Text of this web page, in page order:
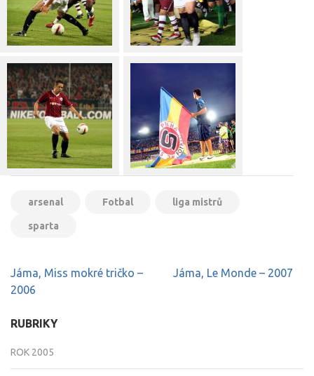
arsenal Fotbal liga mistrů
sparta
Navigace
pro
Jáma, Miss mokré tričko –
2006
Jáma, Le Monde – 2007
RUBRIKY
ROK 2005